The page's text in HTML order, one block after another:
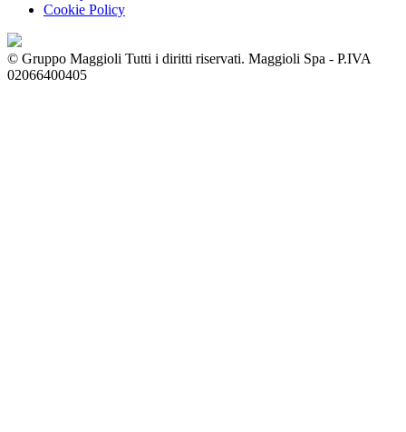
Cookie Policy
© Gruppo Maggioli Tutti i diritti riservati. Maggioli Spa - P.IVA
02066400405